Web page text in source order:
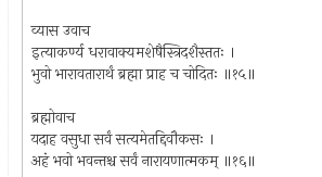
व्यास उवाच
इत्याकर्ण्य धरावाक्यमशेषैस्त्रिदशैस्ततः ।
भुवो भारावतारार्थं ब्रह्मा प्राह च चोदितः ॥१५॥
ब्रह्मोवाच
यदाह वसुधा सर्वं सत्यमेतद्दिवौकसः ।
अहं भवो भवन्तश्च सर्वं नारायणात्मकम् ॥१६॥